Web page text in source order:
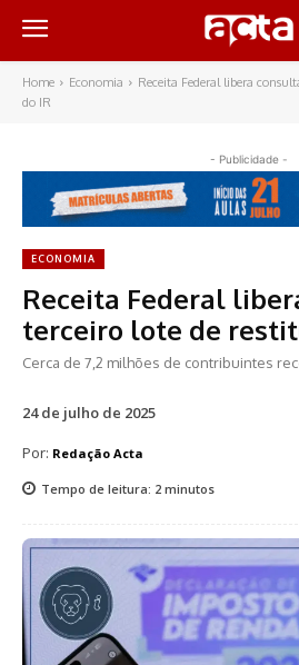
Home Economia
Receita Federal libera
do IR
- Publicidade -
ECONOMIA
Receita Federal
terceiro lote de
Cerca de 7,2 milhões de contribuintes
24 de julho de 2025
Por: Redação Acta
Tempo de leitura: 2 minutos